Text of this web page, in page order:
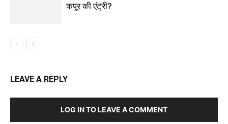
कपूर की एंट्री?
LEAVE A REPLY
LOG IN TO LEAVE A COMMENT